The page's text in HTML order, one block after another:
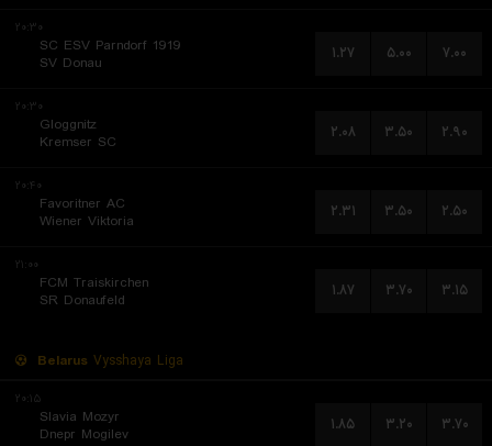
۲۰:۳۰
SC ESV Parndorf 1919
SV Donau
۱.۲۷ ۵.۰۰ ۷.۰۰
۲۰:۳۰
Gloggnitz
Kremser SC
۲.۰۸ ۳.۵۰ ۲.۹۰
۲۰:۴۰
Favoritner AC
Wiener Viktoria
۲.۳۱ ۳.۵۰ ۲.۵۰
۲۱:۰۰
FCM Traiskirchen
SR Donaufeld
۱.۸۷ ۳.۷۰ ۳.۱۵
Belarus Vysshaya Liga
۲۰:۱۵
Slavia Mozyr
Dnepr Mogilev
۱.۸۵ ۳.۲۰ ۳.۷۰